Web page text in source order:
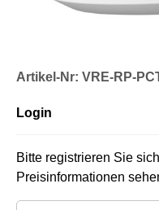
Artikel-Nr: VRE-RP-
Login
Bitte registrieren Sie
Preisinformationen